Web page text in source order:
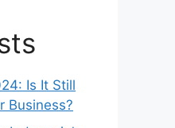
Is It Still
Business?